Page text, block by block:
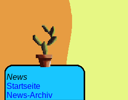
News
Startseite
News-Archiv